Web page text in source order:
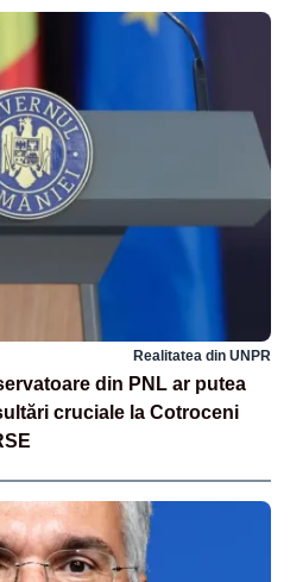
Realitatea din UNPR
din PNL ar putea
cruciale la Cotroceni